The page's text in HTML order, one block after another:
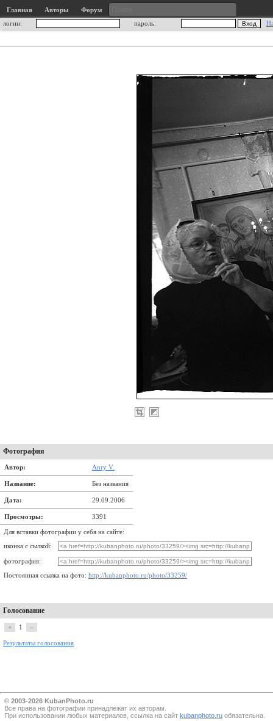
Главная Авторы
Форум
логин:
пароль:
Фотография
Автор: Anry V.
Название: Без названия
Дата: 29.09.2006
Просмотры: 3391
Для вставки фотографии у себя на сайте:
иконка с сылкой:
фотография:
Постоянная ссылка на фото: http://kubanphoto.ru/photo/33259/
Голосование
+ 1 –
Результаты голосования
© 2003-2026 KubanPhoto.ru
Все прaва на фотографии принадлежат их авторам.
При использовании любых материалов, ссылка на сайт kubanphoto.ru обязательна.